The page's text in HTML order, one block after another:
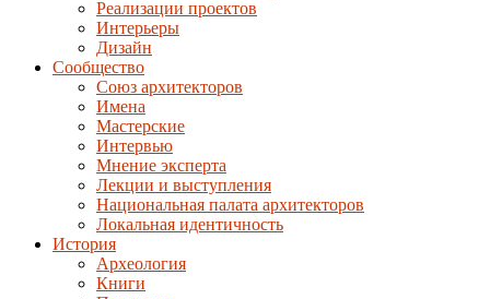
Реализации проектов
Интерьеры
Дизайн
Сообщество
Союз архитекторов
Имена
Мастерские
Интервью
Мнение эксперта
Лекции и выступления
Национальная палата архитекторов
Локальная идентичность
История
Археология
Книги